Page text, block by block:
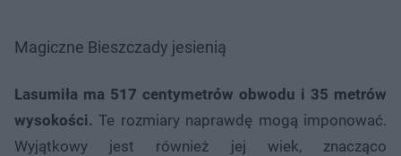
Magiczne Bieszczady jesienią
Lasumiła ma 517 centymetrów obwodu i 35 metrów
wysokości. Te rozmiary naprawdę mogą imponować.
Wyjątkowy jest również jej wiek, znacząco